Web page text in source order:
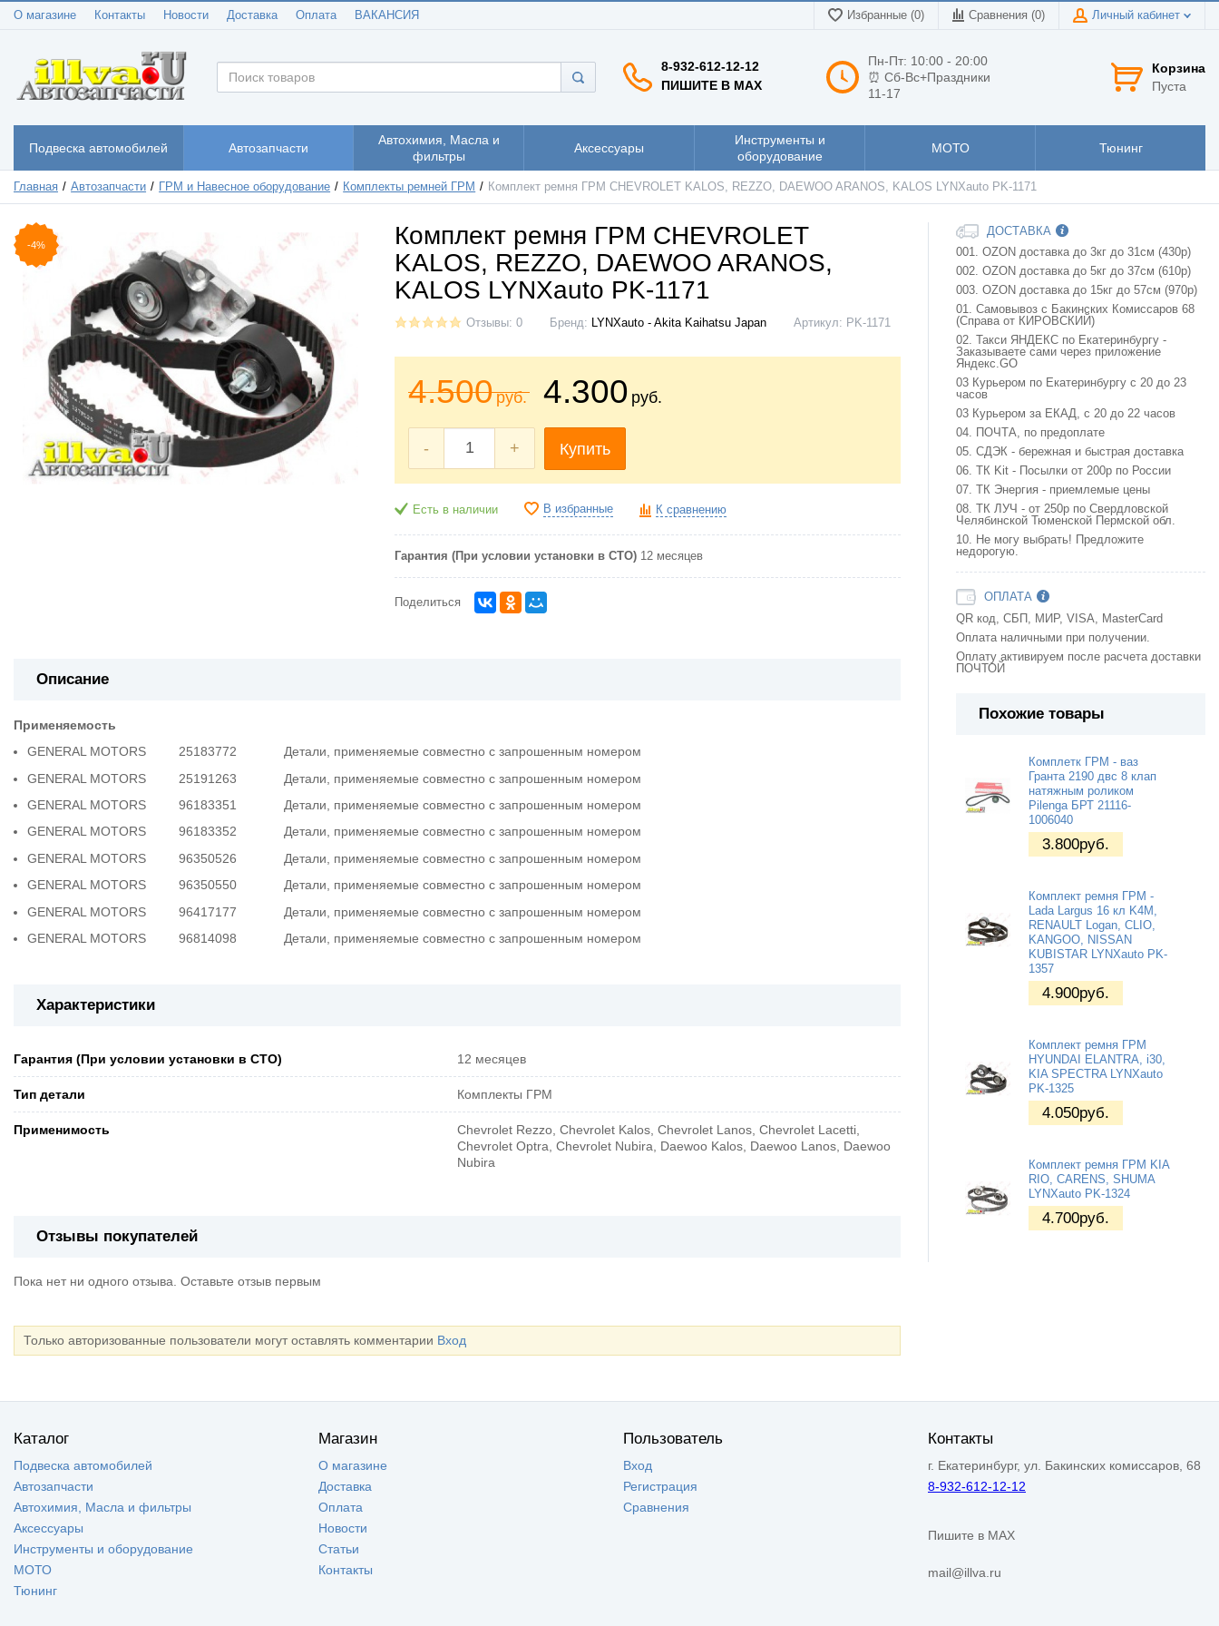
О магазине Контакты Новости Доставка Оплата ВАКАНСИЯ Избранные (0) Сравнения (0) Личный кабинет
8-932-612-12-12
ПИШИТЕ В MAX
Пн-Пт: 10:00 - 20:00
⏰ Сб-Вс+Праздники
11-17
Корзина
Пуста
Подвеска автомобилей Автозапчасти
Автохимия, Масла и
фильтры
Аксессуары
Инструменты и
оборудование
МОТО Тюнинг
Главная Автозапчасти ГРМ и Навесное оборудование Комплекты ремней ГРМ Комплект ремня ГРМ CHEVROLET KALOS, REZZO, DAEWOO ARANOS, KALOS LYNXauto PK-1171
-4%
Комплект ремня ГРМ CHEVROLET
KALOS, REZZO, DAEWOO ARANOS,
KALOS LYNXauto PK-1171
Отзывы: 0 Бренд: LYNXauto - Akita Kaihatsu Japan Артикул: PK-1171
4.500руб. 4.300 руб.
- + Купить
Есть в наличии В избранные К сравнению
Гарантия (При условии установки в СТО) 12 месяцев
Поделиться
Описание
Применяемость
GENERAL MOTORS 25183772 Детали, применяемые совместно с запрошенным номером
GENERAL MOTORS 25191263 Детали, применяемые совместно с запрошенным номером
GENERAL MOTORS 96183351 Детали, применяемые совместно с запрошенным номером
GENERAL MOTORS 96183352 Детали, применяемые совместно с запрошенным номером
GENERAL MOTORS 96350526 Детали, применяемые совместно с запрошенным номером
GENERAL MOTORS 96350550 Детали, применяемые совместно с запрошенным номером
GENERAL MOTORS 96417177 Детали, применяемые совместно с запрошенным номером
GENERAL MOTORS 96814098 Детали, применяемые совместно с запрошенным номером
Характеристики
Гарантия (При условии установки в СТО) 12 месяцев
Тип детали Комплекты ГРМ
Применимость
Chevrolet Rezzo, Chevrolet Kalos, Chevrolet Lanos, Chevrolet Lacetti,
Chevrolet Optra, Chevrolet Nubira, Daewoo Kalos, Daewoo Lanos, Daewoo
Nubira
Отзывы покупателей
Пока нет ни одного отзыва. Оставьте отзыв первым
Только авторизованные пользователи могут оставлять комментарии Вход
ДОСТАВКА
001. OZON доставка до 3кг до 31см (430р)
002. OZON доставка до 5кг до 37см (610р)
003. OZON доставка до 15кг до 57см (970р)
01. Самовывоз с Бакинских Комиссаров 68
(Справа от КИРОВСКИЙ)
02. Такси ЯНДЕКС по Екатеринбургу -
Заказываете сами через приложение
Яндекс.GO
03 Курьером по Екатеринбургу с 20 до 23
часов
03 Курьером за ЕКАД, с 20 до 22 часов
04. ПОЧТА, по предоплате
05. СДЭК - бережная и быстрая доставка
06. ТК Kit - Посылки от 200р по России
07. ТК Энергия - приемлемые цены
08. ТК ЛУЧ - от 250р по Свердловской
Челябинской Тюменской Пермской обл.
10. Не могу выбрать! Предложите
недорогую.
ОПЛАТА
QR код, СБП, МИР, VISA, MasterCard
Оплата наличными при получении.
Оплату активируем после расчета доставки
ПОЧТОЙ
Похожие товары
Комплетк ГРМ - ваз
Гранта 2190 двс 8 клап
натяжным роликом
Pilenga БРТ 21116-
1006040
3.800руб.
Комплект ремня ГРМ -
Lada Largus 16 кл K4M,
RENAULT Logan, CLIO,
KANGOO, NISSAN
KUBISTAR LYNXauto PK-
1357
4.900руб.
Комплект ремня ГРМ
HYUNDAI ELANTRA, i30,
KIA SPECTRA LYNXauto
PK-1325
4.050руб.
Комплект ремня ГРМ KIA
RIO, CARENS, SHUMA
LYNXauto PK-1324
4.700руб.
Каталог
Подвеска автомобилей
Автозапчасти
Автохимия, Масла и фильтры
Аксессуары
Инструменты и оборудование
МОТО
Тюнинг
Магазин
О магазине
Доставка
Оплата
Новости
Статьи
Контакты
Пользователь
Вход
Регистрация
Сравнения
Контакты
г. Екатеринбург, ул. Бакинских комиссаров, 68
8-932-612-12-12
Пишите в MAX
mail@illva.ru